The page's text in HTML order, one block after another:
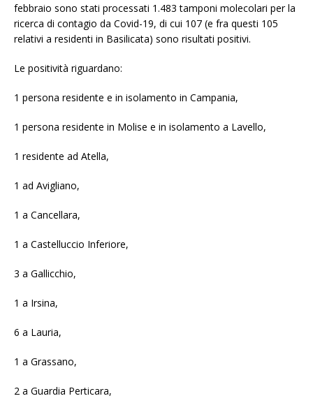
febbraio sono stati processati 1.483 tamponi molecolari per la
ricerca di contagio da Covid-19, di cui 107 (e fra questi 105
relativi a residenti in Basilicata) sono risultati positivi.
Le positività riguardano:
1 persona residente e in isolamento in Campania,
1 persona residente in Molise e in isolamento a Lavello,
1 residente ad Atella,
1 ad Avigliano,
1 a Cancellara,
1 a Castelluccio Inferiore,
3 a Gallicchio,
1 a Irsina,
6 a Lauria,
1 a Grassano,
2 a Guardia Perticara,